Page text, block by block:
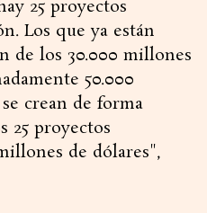
25 proyectos
Los que ya están
de los 30.000 millones
50.000
crean de forma
25 proyectos
de dólares",